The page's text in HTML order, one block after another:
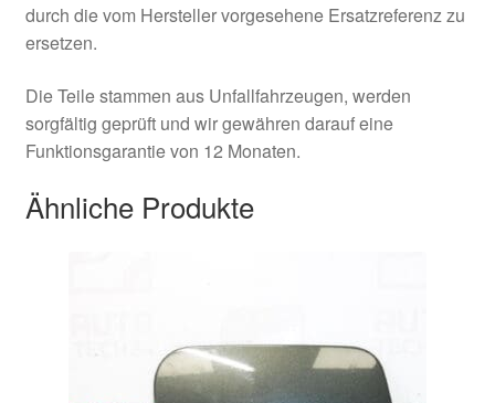
durch die vom Hersteller vorgesehene Ersatzreferenz zu
ersetzen.
Die Teile stammen aus Unfallfahrzeugen, werden
sorgfältig geprüft und wir gewähren darauf eine
Funktionsgarantie von 12 Monaten.
Ähnliche Produkte